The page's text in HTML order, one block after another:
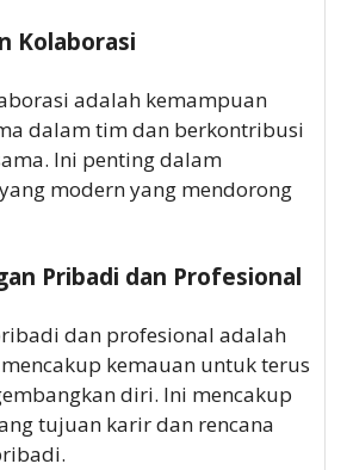
Kolaborasi
adalah kemampuan
dalam tim dan berkontribusi
Ini penting dalam
modern yang mendorong
Pribadi dan Profesional
dan profesional adalah
kemauan untuk terus
diri. Ini mencakup
tujuan karir dan rencana